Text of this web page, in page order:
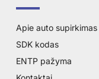
Apie auto supirkimas
SDK kodas
ENTP pažyma